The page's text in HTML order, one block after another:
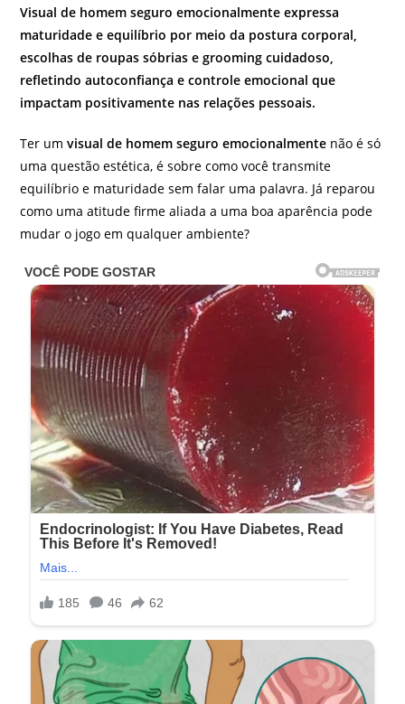
Visual de homem seguro emocionalmente expressa
maturidade e equilíbrio por meio da postura corporal,
escolhas de roupas sóbrias e grooming cuidadoso,
refletindo autoconfiança e controle emocional que
impactam positivamente nas relações pessoais.
Ter umvisual de homem seguro emocionalmente não é só
uma questão estética, é sobre como você transmite
equilíbrio e maturidade sem falar uma palavra. Já reparou
como uma atitude firme aliada a uma boa aparência pode
mudar o jogo em qualquer ambiente?